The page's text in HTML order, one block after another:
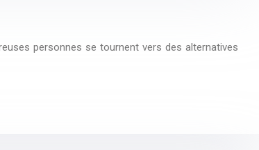
personnes se tournent vers des alternatives